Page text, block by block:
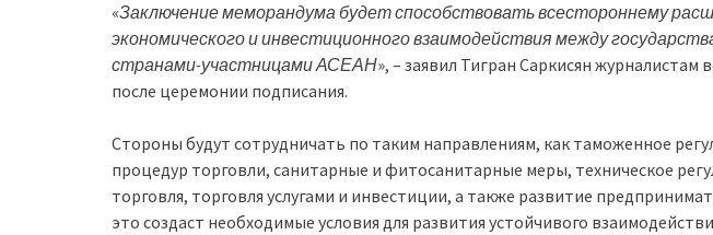
«Заключение меморандума будет способствовать всестороннему
экономического и инвестиционного взаимодействия между
странами-участницами АСЕАН», – заявил Тигран Саркисян журналистам
после церемонии подписания.
Стороны будут сотрудничать по таким направлениям, как таможенное
процедур торговли, санитарные и фитосанитарные меры, техническое
торговля, торговля услугами и инвестиции, а также развитие
это создаст необходимые условия для развития устойчивого